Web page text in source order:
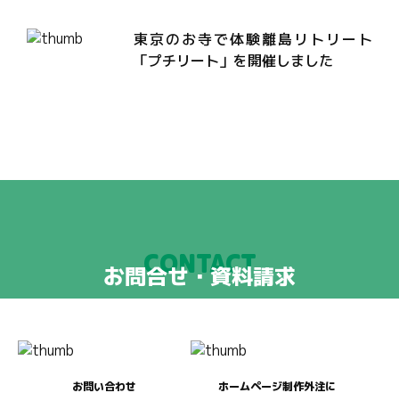
東京のお寺で体験離島リトリート
「プチリート」を開催しました
CONTACT
お問合せ・資料請求
お問い合わせ
ホームページ制作外注に